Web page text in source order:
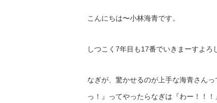
こんにちは〜小林海青です。
しつこく7年目も17番でいきまーすよろ
なぎが、驚かせるのが上手な海青さん
っ！』ってやったらなぎは『わー！！